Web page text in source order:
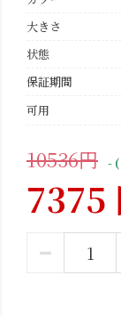
大きさ
状態
保証期間
可用
10536円 -
7375